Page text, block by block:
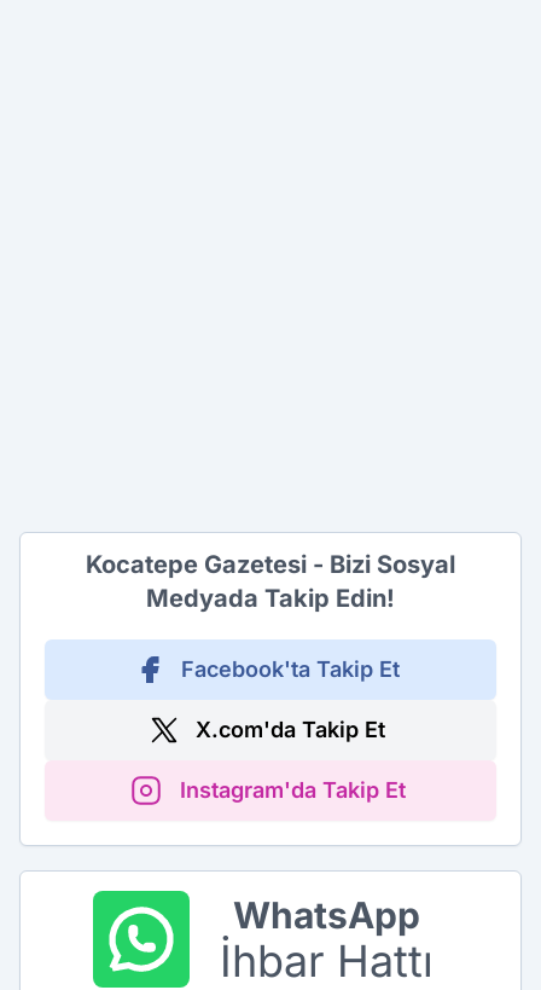
Kocatepe Gazetesi - Bizi Sosyal
Medyada Takip Edin!
Facebook'ta Takip Et
X.com'da Takip Et
Instagram'da Takip Et
WhatsApp
İhbar Hattı